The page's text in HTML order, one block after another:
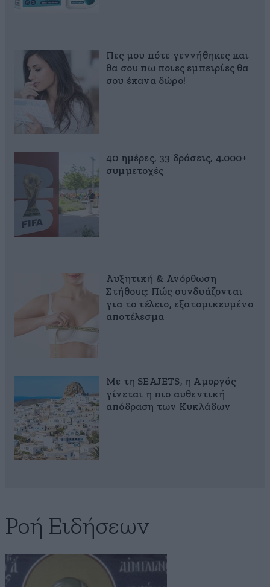
Πες μου πότε γεννήθηκες και
θα σου πω ποιες εμπειρίες θα
σου έκανα δώρο!
40 ημέρες, 33 δράσεις, 4.000+
συμμετοχές
Αυξητική & Ανόρθωση
Στήθους: Πώς συνδυάζονται
για το τέλειο, εξατομικευμένο
αποτέλεσμα
Με τη SEAJETS, η Αμοργός
γίνεται η πιο αυθεντική
απόδραση των Κυκλάδων
Ροή Ειδήσεων